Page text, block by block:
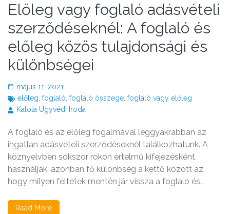
Előleg vagy foglaló adásvételi
szerződéseknél: A foglaló és
előleg közös tulajdonsági és
különbségei
május 11, 2021
előleg, foglaló, foglaló összege, foglaló vagy előleg
Kalota Ügyvédi Iroda
A foglaló és az előleg fogalmával leggyakrabban az
ingatlan adásvételi szerződéseknél találkozhatunk. A
köznyelvben sokszor rokon értelmű kifejezésként
használják, azonban fő különbség a kettő között az,
hogy milyen feltétek mentén jár vissza a foglaló és…
Read More